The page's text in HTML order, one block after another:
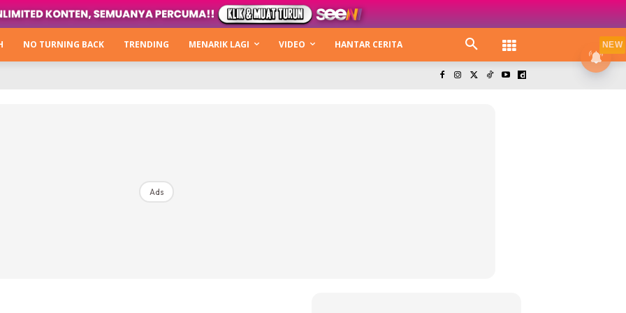
Hijabista
Next Level
NO TURNING BACK TRENDING MENARIK LAGI VIDEO HANTAR CERITA
Ads
NEW